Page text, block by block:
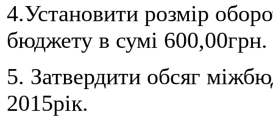
4.Установити розмір
бюджету в сумі 600,00грн.
5. Затвердити обсяг
2015рік.